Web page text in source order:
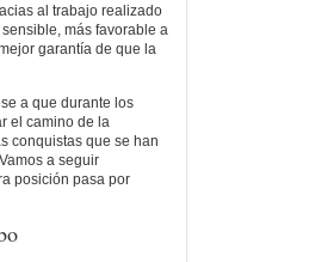
al trabajo realizado
más favorable a
garantía de que la
a que durante los
el camino de la
conquistas que se han
a seguir
posición pasa por